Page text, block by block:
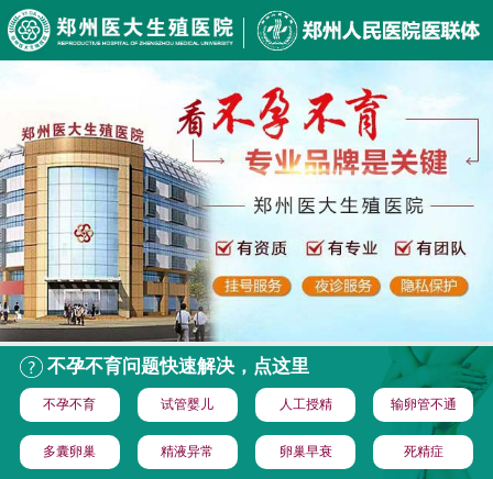
不孕不育问题快速解决，点这里
不孕不育 试管婴儿 人工授精 输卵管不通
多囊卵巢 精液异常 卵巢早衰 死精症